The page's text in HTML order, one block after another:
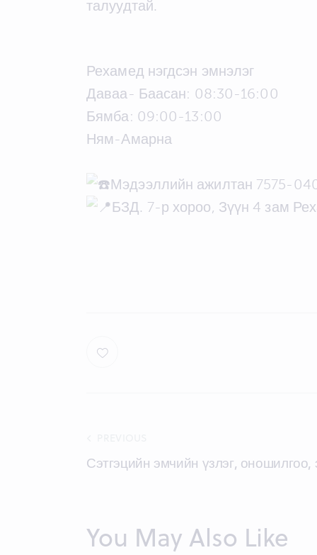
талуудтай.
Рехамед нэгдсэн эмнэлэг
Даваа- Баасан: 08:30-16:00
Бямба: 09:00-13:00
Ням-Амарна
Мэдээллийн ажилтан 7575-
БЗД. 7-р хороо, Зүүн 4 зам
Post
navigation
Сэтгэцийн эмчийн үзлэг,
You May Also Like